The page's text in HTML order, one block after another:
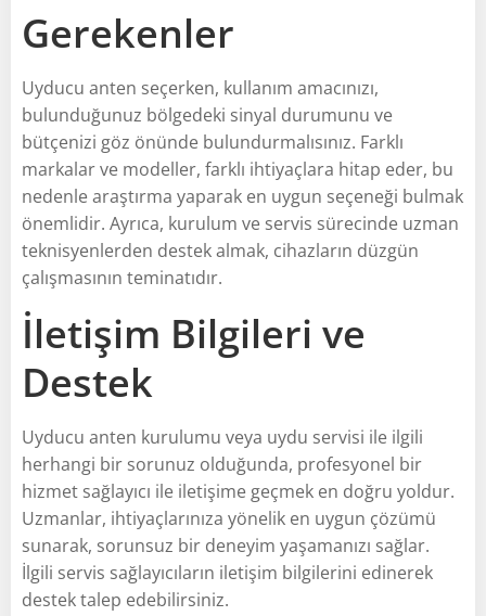
Gerekenler
Uyducu anten seçerken, kullanım amacınızı,
bulunduğunuz bölgedeki sinyal durumunu ve
bütçenizi göz önünde bulundurmalısınız. Farklı
markalar ve modeller, farklı ihtiyaçlara hitap eder, bu
nedenle araştırma yaparak en uygun seçeneği bulmak
önemlidir. Ayrıca, kurulum ve servis sürecinde uzman
teknisyenlerden destek almak, cihazların düzgün
çalışmasının teminatıdır.
İletişim Bilgileri ve
Destek
Uyducu anten kurulumu veya uydu servisi ile ilgili
herhangi bir sorunuz olduğunda, profesyonel bir
hizmet sağlayıcı ile iletişime geçmek en doğru yoldur.
Uzmanlar, ihtiyaçlarınıza yönelik en uygun çözümü
sunarak, sorunsuz bir deneyim yaşamanızı sağlar.
İlgili servis sağlayıcıların iletişim bilgilerini edinerek
destek talep edebilirsiniz.